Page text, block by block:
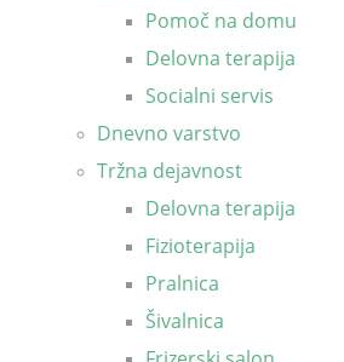
Pomoč na domu
Delovna terapija
Socialni servis
Dnevno varstvo
Tržna dejavnost
Delovna terapija
Fizioterapija
Pralnica
Šivalnica